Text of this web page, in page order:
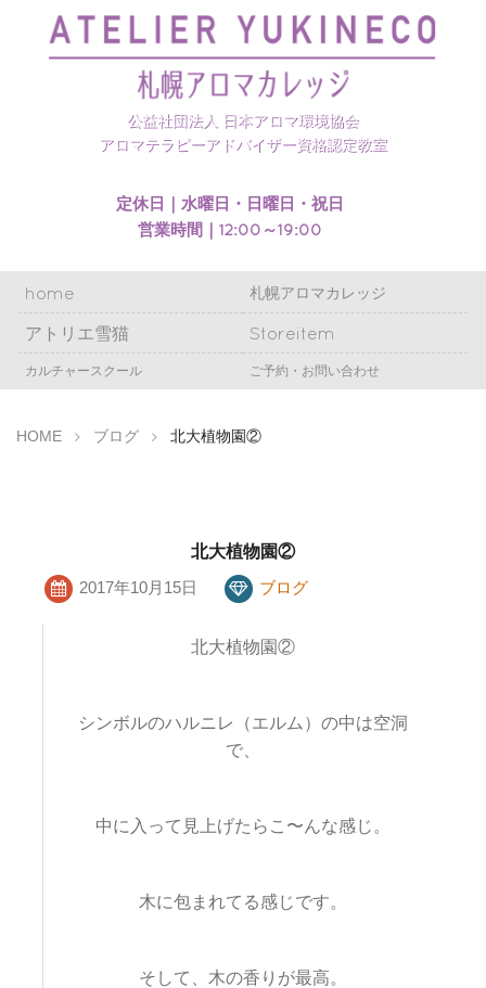
公益社団法人 日本アロマ環境協会
アロマテラピーアドバイザー資格認定教室
札幌アロマカレッジのホームページを開設いたしまし
た
定休日｜水曜日・日曜日・祝日
営業時間｜12:00～19:00
home 札幌アロマカレッジ
アトリエ雪猫 Storeitem
カルチャースクール ご予約・お問い合わせ
HOME ブログ 北大植物園②
北大植物園②
2017年10月15日
ブログ
北大植物園②
シンボルのハルニレ（エルム）の中は空洞
で、
中に入って見上げたらこ〜んな感じ。
木に包まれてる感じです。
そして、木の香りが最高。